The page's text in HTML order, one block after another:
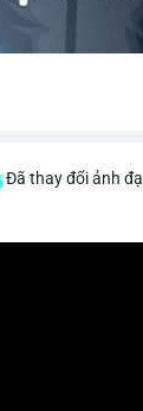
Đã thay đổi ảnh